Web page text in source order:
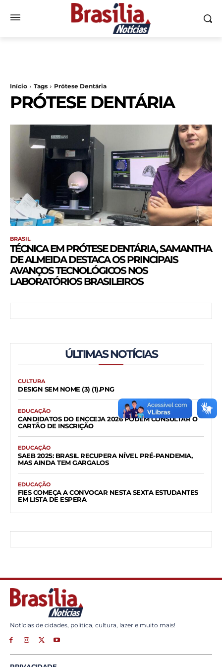
Início Tags Prótese Dentária
PRÓTESE DENTÁRIA
BRASIL
TÉCNICA EM PRÓTESE DENTÁRIA, SAMANTHA
DE ALMEIDA DESTACA OS PRINCIPAIS
AVANÇOS TECNOLÓGICOS NOS
LABORATÓRIOS BRASILEIROS
ÚLTIMAS NOTÍCIAS
CULTURA
DESIGN SEM NOME (3) (1).PNG
EDUCAÇÃO
CANDIDATOS DO ENCCEJA 2026 PODEM CONSULTAR O
CARTÃO DE INSCRIÇÃO
EDUCAÇÃO
SAEB 2025: BRASIL RECUPERA NÍVEL PRÉ-PANDEMIA,
MAS AINDA TEM GARGALOS
EDUCAÇÃO
FIES COMEÇA A CONVOCAR NESTA SEXTA ESTUDANTES
EM LISTA DE ESPERA
Notícias de cidades, politica, cultura, lazer e muito mais!